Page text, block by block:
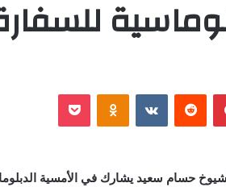
بينتيريست ‏Reddit
‏VKontakte
Odnoklassniki بوكيت
حسام سعيد يشارك في الأمسية